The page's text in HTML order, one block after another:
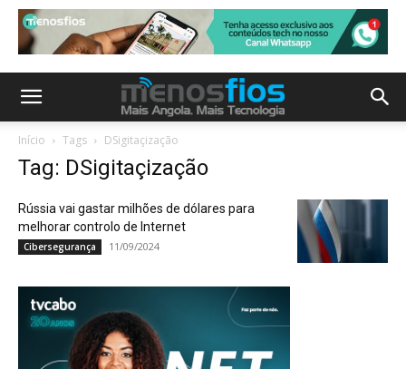
Início Tags DSigitaçização
Tag: DSigitaçização
Rússia vai gastar milhões de dólares para
melhorar controlo de Internet
Cibersegurança 11/09/2024